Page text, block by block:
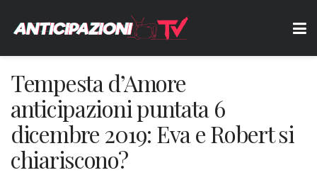
Tempesta d’Amore
anticipazioni puntata 6
dicembre 2019: Eva e Robert si
chiariscono?